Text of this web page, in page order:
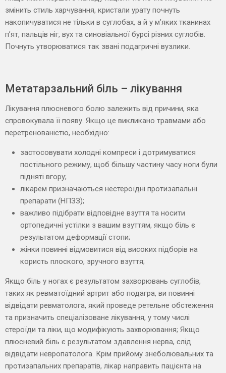
змінить стиль харчування, кристали урату почнуть
накопичуватися не тільки в суглобах, а й у м’яких тканинах
п’ят, пальців ніг, вух та синовіальної бурсі різних суглобів.
Почнуть утворюватися так звані подагричні вузлики.
Метатарзальний біль – лікування
Лікування плюсневого болю залежить від причини, яка
спровокувала її появу. Якщо це викликано травмами або
перетренованістю, необхідно:
застосовувати холодні компреси і дотримуватися
постільного режиму, щоб більшу частину часу ноги були
підняті вгору;
лікарем призначаються нестероїдні протизапальні
препарати (НПЗЗ);
важливо підібрати відповідне взуття та носити
ортопедичні устілки з вашим взуттям, якщо біль є
результатом деформації стопи;
жінки повинні відмовитися від високих підборів на
користь плоского, зручного взуття;
Якщо біль у ногах є результатом захворювань суглобів,
таких як ревматоїдний артрит або подагра, ви повинні
відвідати ревматолога, який проведе ретельне обстеження
та призначить спеціалізоване лікування, у тому числі
стероїди та ліки, що модифікують захворювання; Якщо
плюсневий біль є результатом здавлення нерва, слід
відвідати невропатолога. Крім прийому знеболювальних та
протизапальних препаратів, лікар направить пацієнта на